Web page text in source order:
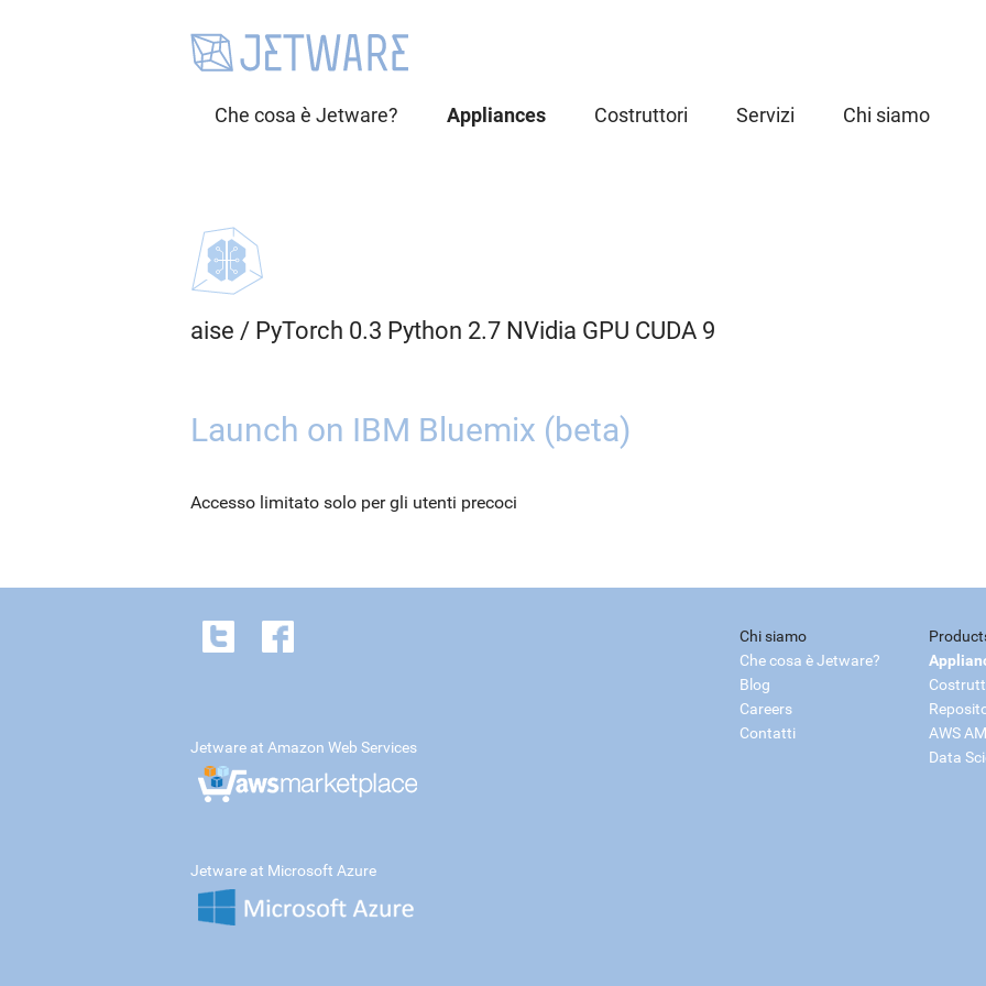
Che cosa è Jetware? Appliances Costruttori Servizi Chi siamo
aise / PyTorch 0.3 Python 2.7 NVidia GPU CUDA 9
Launch on IBM Bluemix (beta)
Accesso limitato solo per gli utenti precoci
Chi siamo
Che cosa è Jetware?
Blog
Careers
Contatti
AWS
Data
Jetware at Amazon Web Services
Jetware at Microsoft Azure